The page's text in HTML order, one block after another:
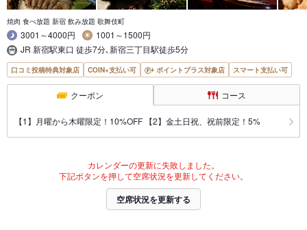
焼肉 食べ放題 新宿 飲み放題 歌舞伎町
3001～4000円
1001～1500円
JR 新宿駅東口 徒歩7分､新宿三丁目駅徒歩5分
口コミ投稿特典対象店 COIN+支払い可 ポイントプラス対象店 スマート支払い可
クーポン コース
【1】月曜から木曜限定！10%OFF 【2】金土日祝、祝前限定！5%
カレンダーの更新に失敗しました。
下記ボタンを押して空席状況を更新してください。
空席状況を更新する